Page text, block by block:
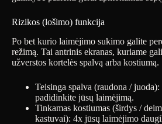
Rizikos (lošimo) funkcija
Po bet kurio laimėjimo sukimo galite
režimą. Tai antrinis ekranas, kuriame
užverstos kortelės spalvą arba kostiumą.
Teisinga spalva (raudona / juoda):
padidinkite jūsų laimėjimą.
Tinkamas kostiumas (širdys /
kastuvai): 4x jūsų laimėjimo